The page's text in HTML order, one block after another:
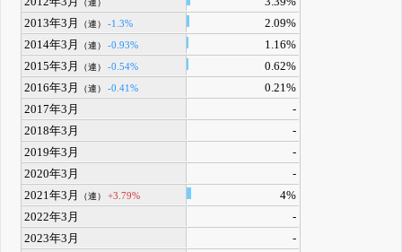
（連）
2013年3月
（連） -1.3%
2.09%
2014年3月
（連） -0.93%
1.16%
2015年3月
（連） -0.54%
0.62%
2016年3月
（連） -0.41%
0.21%
2017年3月
-
2018年3月
-
2019年3月
-
2020年3月
-
2021年3月
（連） +3.79%
4%
2022年3月
-
2023年3月
-